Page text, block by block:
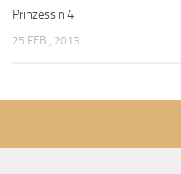
Prinzessin 4
25 FEB., 2013